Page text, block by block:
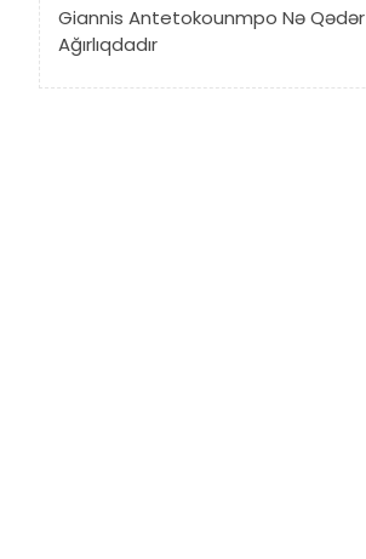
Giannis Antetokounmpo Nə Qədər
Ağırlıqdadır